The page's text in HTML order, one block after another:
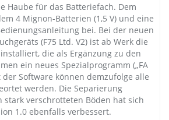
Haube für das Batteriefach. Dem
4 Mignon-Batterien (1,5 V) und eine
bei. Bei der neuen
(F75 Ltd. V2) ist ab Werk die
die als Ergänzung zu den
ein neues Spezialprogramm („FA
der Software können demzufolge alle
werden. Die Separierung
stark verschrotteten Böden hat sich
1.0 ebenfalls verbessert.